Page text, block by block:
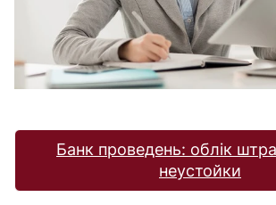
Банк проведень: облік
неустойки